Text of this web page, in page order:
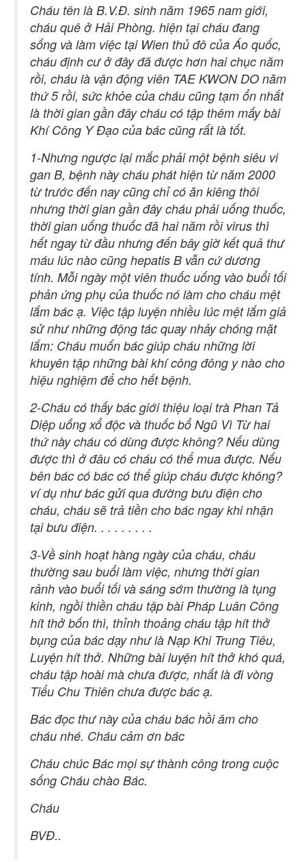
Cháu tên là B.V.Đ. sinh năm 1965 nam giới,
cháu quê ở Hải Phòng. hiện tại cháu đang
sống và làm việc tại Wien thủ đô của Áo quốc,
cháu định cư ở đây đã được hơn hai chục năm
rồi, cháu là vận động viên TAE KWON DO năm
thứ 5 rồi, sức khỏe của cháu cũng tạm ổn nhất
là thời gian gần đây cháu có tập thêm mấy bài
Khí Công Y Đạo của bác cũng rất là tốt.
1-Nhưng ngược lại mắc phải một bệnh siêu vi
gan B, bệnh này cháu phát hiện từ năm 2000
từ trước đến nay cũng chỉ có ăn kiêng thôi
nhưng thời gian gần đây cháu phải uống thuốc,
thời gian uống thuốc đã hai năm rồi virus thì
hết ngay từ đầu nhưng đến bây giờ kết quả thư
máu lúc nào cũng hepatis B vẫn cứ dương
tính. Mỗi ngày một viên thuốc uống vào buổi tối
phản ứng phụ của thuốc nó làm cho cháu mệt
lắm bác ạ. Việc tập luyện nhiều lúc mệt lắm giả
sử như những động tác quay nhảy chóng mặt
lắm: Cháu muốn bác giúp cháu những lời
khuyên tập những bài khí công đông y nào cho
hiệu nghiệm để cho hết bệnh.
2-Cháu có thấy bác giới thiệu loại trà Phan Tả
Diệp uống xổ độc và thuốc bổ Ngũ Vì Từ hai
thứ này cháu có dùng được không? Nếu dùng
được thì ở đâu có cháu có thể mua được. Nếu
bên bác có bác có thể giúp cháu được không?
ví dụ như bác gửi qua đường bưu điện cho
cháu, cháu sẽ trả tiền cho bác ngay khi nhận
tại bưu điện. . . . . . . . .
3-Về sinh hoạt hàng ngày của cháu, cháu
thường sau buổi làm việc, nhưng thời gian
rảnh vào buổi tối và sáng sớm thường là tụng
kinh, ngồi thiền cháu tập bài Pháp Luân Công
hít thở bốn thì, thỉnh thoảng cháu tập hít thở
bụng của bác dạy như là Nạp Khi Trung Tiêu,
Luyện hít thở. Những bài luyện hít thở khó quá,
cháu tập hoài mà chưa được, nhất là đi vòng
Tiểu Chu Thiên chưa được bác ạ.
Bác đọc thư này của cháu bác hồi âm cho
cháu nhé. Cháu cảm ơn bác
Cháu chúc Bác mọi sự thành công trong cuộc
sống Cháu chào Bác.
Cháu
BVĐ..